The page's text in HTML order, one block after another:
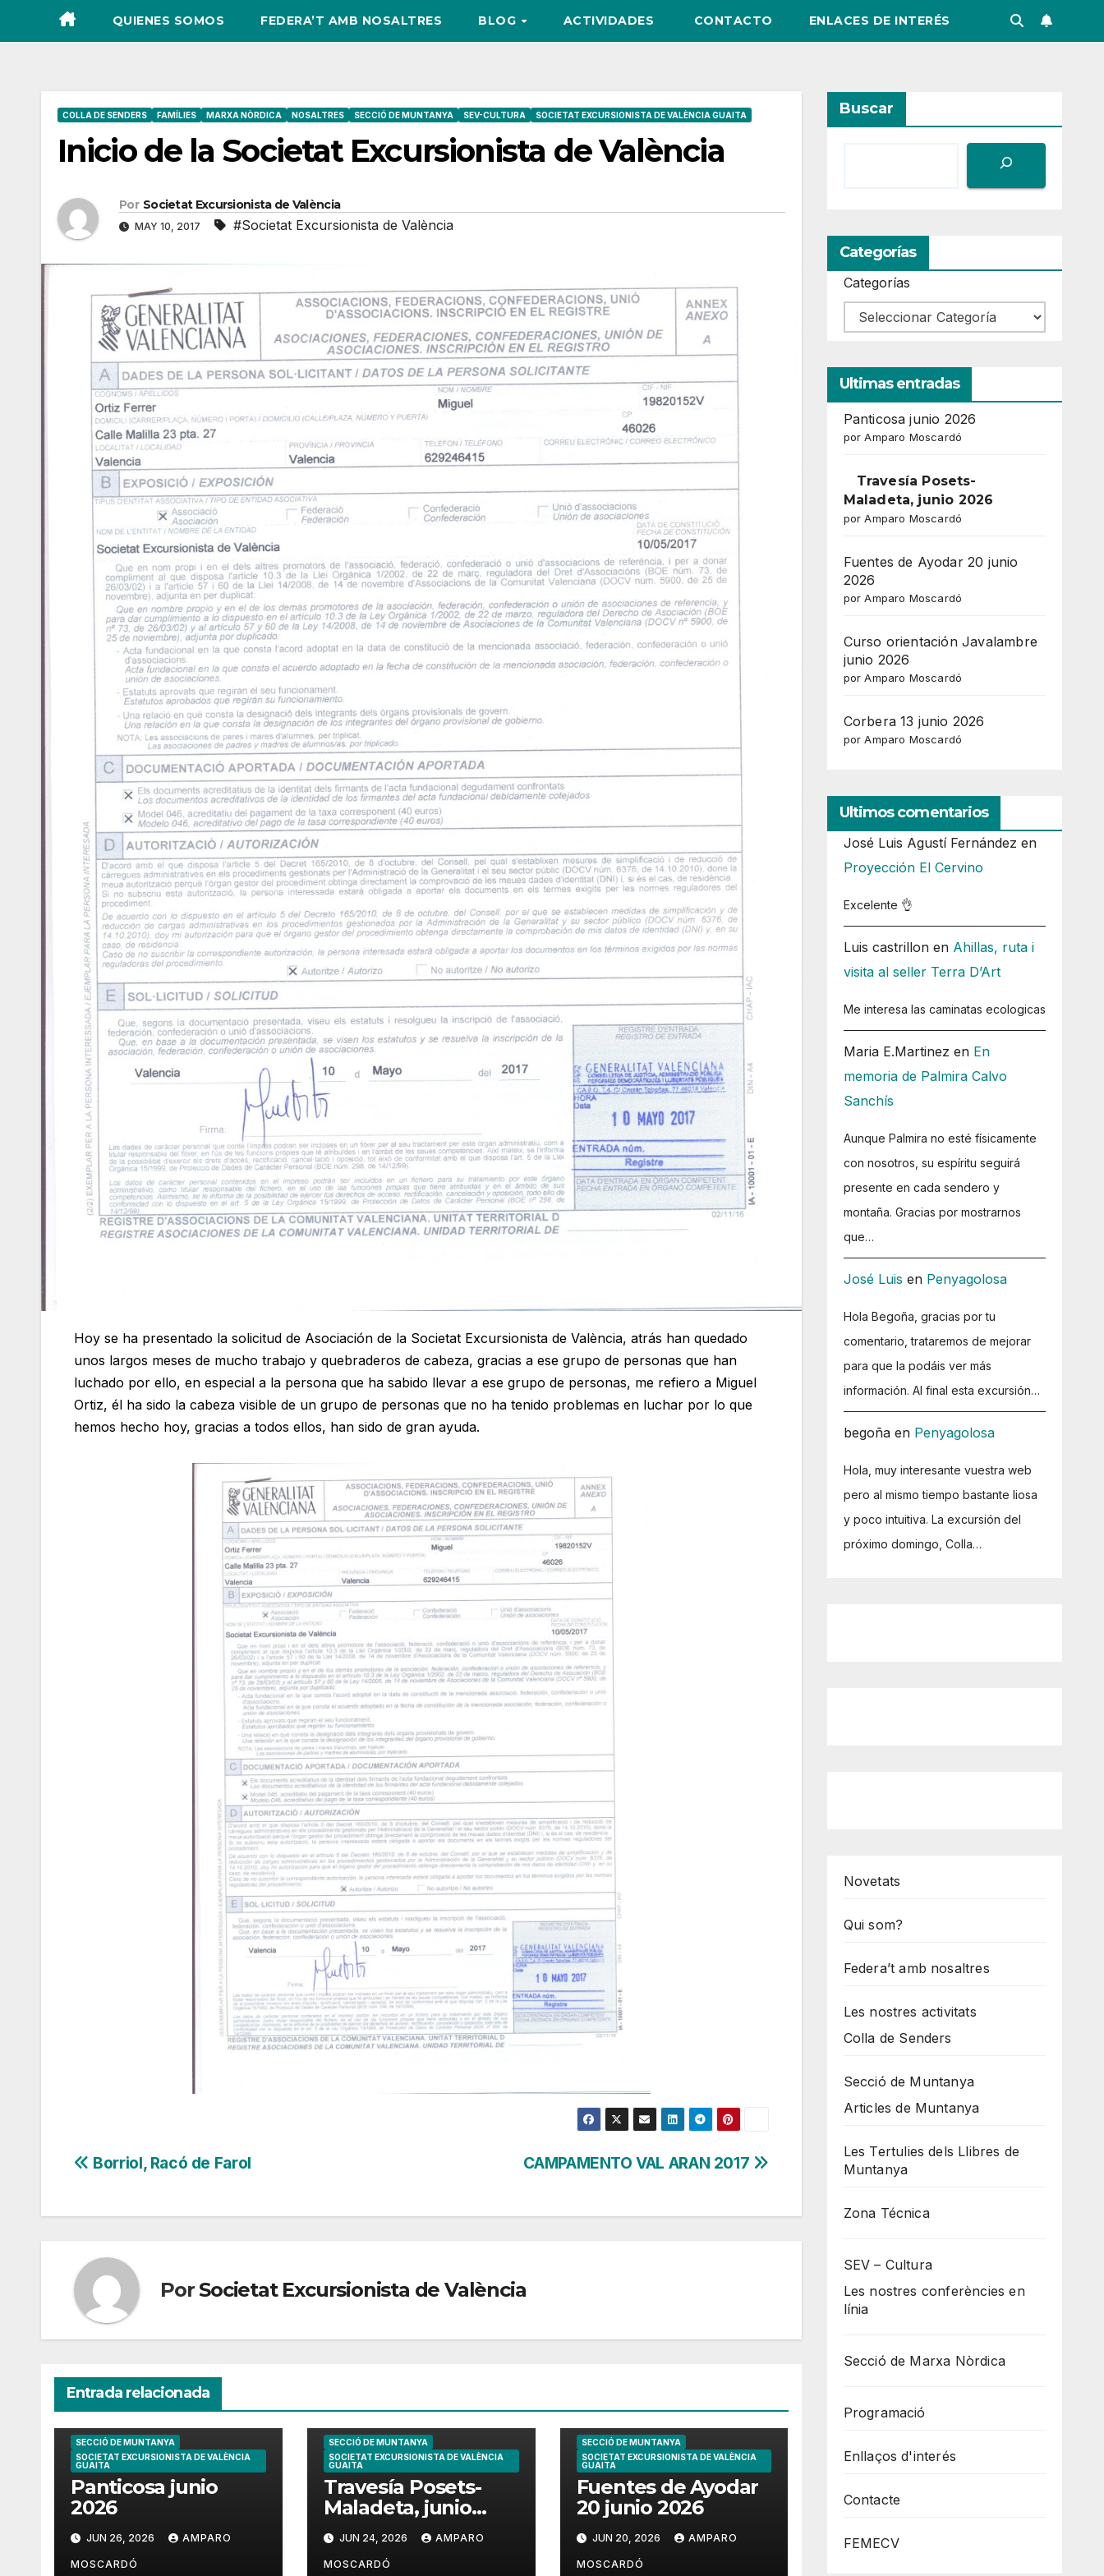
QUIENES SOMOS FEDERA’T AMB NOSALTRES BLOG ACTIVIDADES CONTACTO ENLACES DE INTERÉS
COLLA DE SENDERS FAMÍLIES MARXA NÒRDICA NOSALTRES SECCIÓ DE MUNTANYA SEV-CULTURA SOCIETAT EXCURSIONISTA DE VALÈNCIA GUAITA
Inicio de la Societat Excursionista de València
Por Societat Excursionista de València
MAY 10, 2017 #Societat Excursionista de València
Hoy se ha presentado la solicitud de Asociación de la Societat Excursionista de València, atrás han quedado
unos largos meses de mucho trabajo y quebraderos de cabeza, gracias a ese grupo de personas que han
luchado por ello, en especial a la persona que ha sabido llevar a ese grupo de personas, me refiero a Miguel
Ortiz, él ha sido la cabeza visible de un grupo de personas que no ha tenido problemas en luchar por lo que
hemos hecho hoy, gracias a todos ellos, han sido de gran ayuda.
Navegación
CAMPAMENTO VAL ARAN 2017
Borriol, Racó de Farol
Por Societat Excursionista de València
Entrada relacionada
SECCIÓ DE MUNTANYA
SOCIETAT EXCURSIONISTA DE VALÈNCIA
GUAITA
Panticosa junio
2026
JUN 26, 2026 AMPARO
MOSCARDÓ
SECCIÓ DE MUNTANYA
SOCIETAT EXCURSIONISTA DE VALÈNCIA
GUAITA
Travesía Posets-
Maladeta, junio
2026
JUN 24, 2026 AMPARO
MOSCARDÓ
SECCIÓ DE MUNTANYA
SOCIETAT EXCURSIONISTA DE VALÈNCIA
GUAITA
Fuentes de Ayodar
20 junio 2026
JUN 20, 2026 AMPARO
MOSCARDÓ
Buscar
Categorías
Categorías
Ultimas entradas
Panticosa junio 2026
por Amparo Moscardó
Travesía Posets-
Maladeta, junio 2026
por Amparo Moscardó
Fuentes de Ayodar 20 junio
2026
por Amparo Moscardó
Curso orientación Javalambre
junio 2026
por Amparo Moscardó
Corbera 13 junio 2026
por Amparo Moscardó
Ultimos comentarios
José Luis Agustí Fernández en
Proyección El Cervino
Excelente 👌
Luis castrillonen Ahillas, ruta i
visita al seller Terra D’Art
Me interesa las caminatas ecologicas
Maria E.Martinez en En
memoria de Palmira Calvo
Sanchís
Aunque Palmira no esté físicamente
con nosotros, su espíritu seguirá
presente en cada sendero y
montaña. Gracias por mostrarnos
que…
José Luis en Penyagolosa
Hola Begoña, gracias por tu
comentario, trataremos de mejorar
para que la podáis ver más
información. Al final esta excursión…
begoñaen Penyagolosa
Hola, muy interesante vuestra web
pero al mismo tiempo bastante liosa
y poco intuitiva. La excursión del
próximo domingo, Colla…
Novetats
Qui som?
Federa’t amb nosaltres
Les nostres activitats
Colla de Senders
Secció de Muntanya
Articles de Muntanya
Les Tertulies dels Llibres de
Muntanya
Zona Técnica
SEV – Cultura
Les nostres conferències en
línia
Secció de Marxa Nòrdica
Programació
Enllaços d'interés
Contacte
FEMECV